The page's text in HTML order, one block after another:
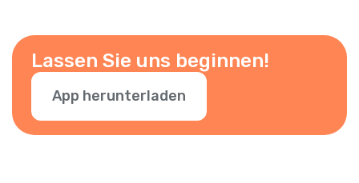
Lassen Sie uns beginnen!
App herunterladen